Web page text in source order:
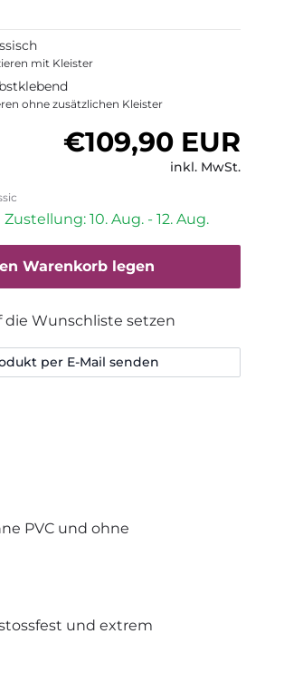
mit Kleister
ohne zusätzlichen Kleister
Normaler Preis
€109,90 EUR
inkl. MwSt.
10. Aug. - 12. Aug.
Warenkorb legen
die Wunschliste setzen
per E-Mail senden
PVC und ohne
und extrem